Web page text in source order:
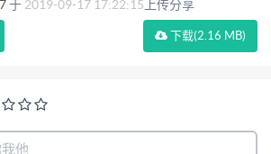
于 2019-09-17 17:22:15 上传分享
下载(2.16 MB)